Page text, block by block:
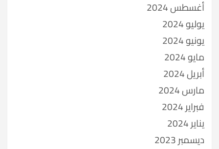
أغسطس 2024
يوليو 2024
يونيو 2024
مايو 2024
أبريل 2024
مارس 2024
فبراير 2024
يناير 2024
ديسمبر 2023